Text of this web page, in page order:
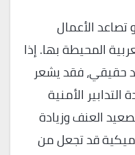
تصاعد الأعمال
المحيطة بها. إذا
حقيقي، فقد يشعر
التدابير الأمنية
العنف وزيادة
قد تجعل من